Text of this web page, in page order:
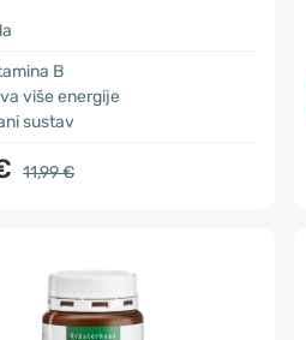
B
više energije
sustav
11,99 €